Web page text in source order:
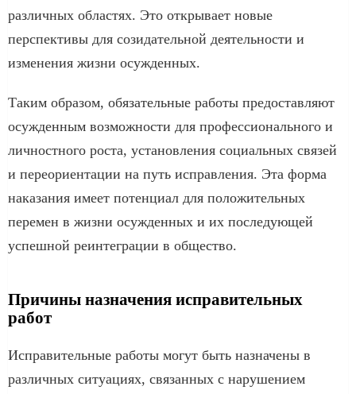
различных областях. Это открывает новые
перспективы для созидательной деятельности и
изменения жизни осужденных.
Таким образом, обязательные работы предоставляют
осужденным возможности для профессионального и
личностного роста, установления социальных связей
и переориентации на путь исправления. Эта форма
наказания имеет потенциал для положительных
перемен в жизни осужденных и их последующей
успешной реинтеграции в общество.
Причины назначения исправительных
работ
Исправительные работы могут быть назначены в
различных ситуациях, связанных с нарушением